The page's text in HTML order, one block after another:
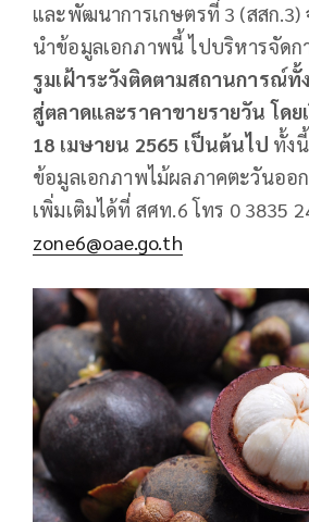
และพัฒนาการเกษตรที่ 3 (สสก.3)
นำข้อมูลเอกภาพนี้ ไปบริหารจัดก
รูมเฝ้าระวังติดตามสถานการณ์
สู่ตลาดและราคาขายรายวัน โดย
18 เมษายน 2565 เป็นต้นไป ทั้ง
ข้อมูลเอกภาพไม้ผลภาคตะวันออ
เพิ่มเติมได้ที่ สศท.6 โทร 0 3835
zone6@oae.go.th